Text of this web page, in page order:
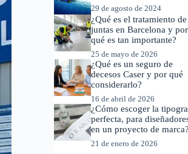
29 de agosto de 2024
¿Qué es el tratamiento de
juntas en Barcelona y por
qué es tan importante?
25 de mayo de 2026
¿Qué es un seguro de
decesos Caser y por qué
considerarlo?
16 de abril de 2026
¿Cómo escoger la
perfecta, para
en un proyecto de marca?
21 de enero de 2026